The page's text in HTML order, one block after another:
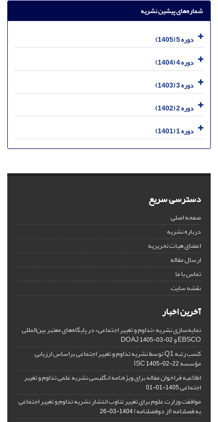
شماره‌های پیشین نشریه
دوره 5 (1405)
دوره 4 (1404)
دوره 3 (1403)
دوره 2 (1402)
دوره 1 (1401)
دسترسی سریع
صفحه اصلی
درباره نشریه
اعضای هیات تحریریه
ارسال مقاله
تماس با ما
نقشه سایت
آخرین اخبار
نمایه‌سازی نشریه «تداوم و تغییر اجتماعی» در پایگاه‌های معتبر بین‌المللی
EBSCO و DOAJ 1405-03-02
کسب رتبه Q1 توسط نشریه تداوم و تغییر اجتماعی براساس ارزیابی
مؤسسه ISC1405-02-22
اطلاعیه فراخوان مقاله برای ویژه‌نامه انگلیسی نشریه علمی تداوم و تغییر
اجتماعی1405-01-01
موافقت وزارت علوم برای تغییر تناوب انتشار نشریه تداوم و تغییر اجتماعی
به فصلنامه (از دوفصلنامه)1404-03-26